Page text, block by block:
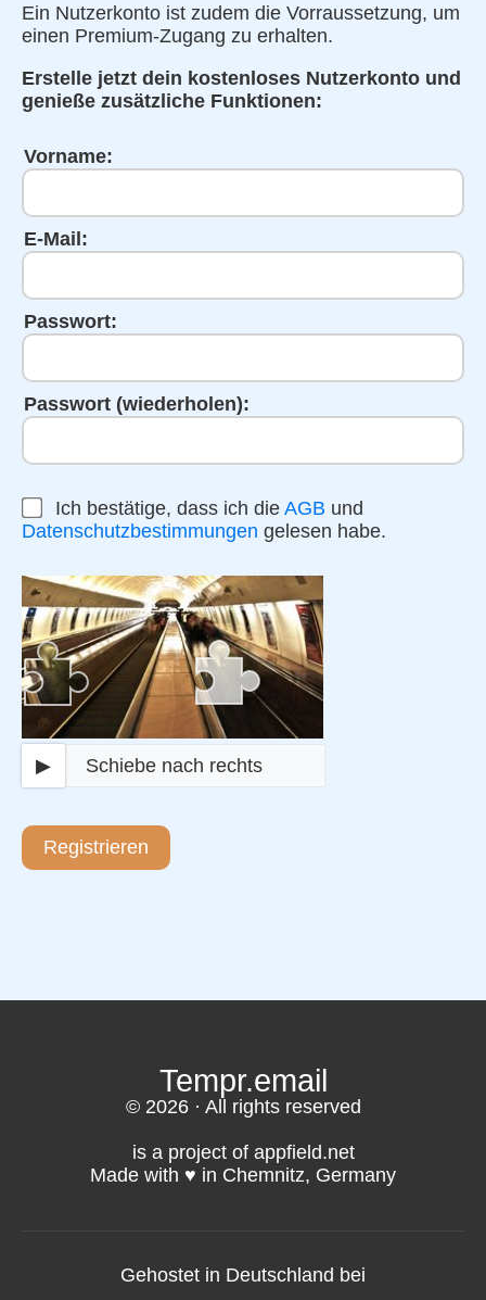
Ein Nutzerkonto ist zudem die Vorraussetzung, um
einen Premium-Zugang zu erhalten.
Erstelle jetzt dein kostenloses Nutzerkonto und
genieße zusätzliche Funktionen:
Vorname:
E-Mail:
Passwort:
Passwort (wiederholen):
Ich bestätige, dass ich die AGB und
Datenschutzbestimmungen gelesen habe.
▶ Schiebe nach rechts
Registrieren
Tempr.email
© 2026 · All rights reserved
is a project of appfield.net
Made with ♥️ in Chemnitz, Germany
Gehostet in Deutschland bei